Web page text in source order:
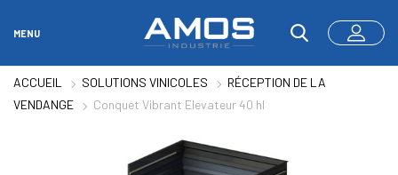
MENU
ACCUEIL SOLUTIONS VINICOLES
RÉCEPTION DE LA
VENDANGE
Conquet Vibrant Elevateur 40 hl